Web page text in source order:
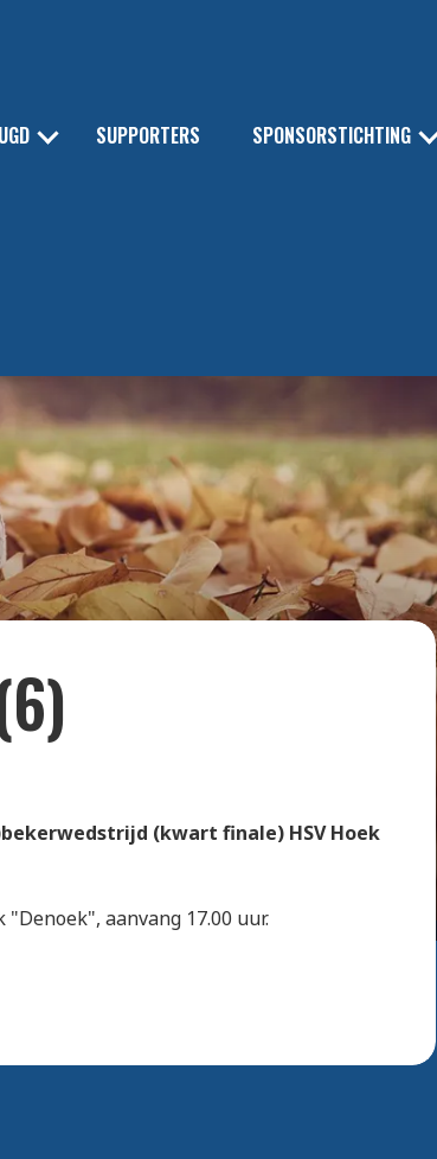
SUPPORTERS SPONSORSTICHTING
Bekijk alle foto's
(kwart finale) HSV Hoek
aanvang 17.00 uur.